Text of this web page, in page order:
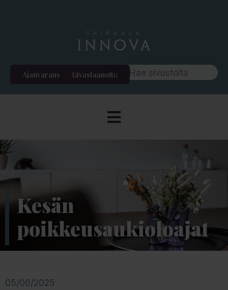
Etävastaanotto
Ajanvaraus
Kesän
poikkeusaukioloajat
05/06/2025